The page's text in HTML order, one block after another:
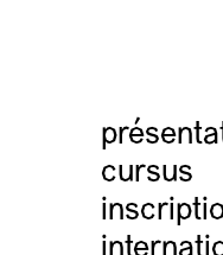
cursus